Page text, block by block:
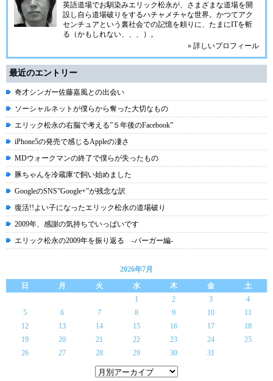
英語道場でお馴染みエリック松永が、さまざまな道場を開
設し自ら道場破りをするハチャメチャな世界。かつてアク
センチュアという裏社会での記憶を頼りに、たまにITを斬
る（かもしれない、、、）。
» 詳しいプロフィール
最近のエントリー
奇才シンガー佐藤嘉風との出会い
ソーシャルネットが僕らから奪った大切なもの
エリック松永の右脳で考える”５年後のFacebook”
iPhone5の発売で感じるAppleの凄さ
MDウォークマンの終了で僕らが失ったもの
豚ちゃんを冷蔵庫で飼い始めました
GoogleのSNS”Google+”が残念な訳
復活!!よい子になったエリック松永の道場破り
2009年、感謝の気持ちでいっぱいです
エリック松永の2009年を振り返る -バーガー編-
2026年7月
日
月 火 水 木 金
土
1
2 3
4
5
6 7 8 9 10
11
12
13 14 15 16 17
18
19
20 21 22 23 24
25
26
27 28 29 30 31